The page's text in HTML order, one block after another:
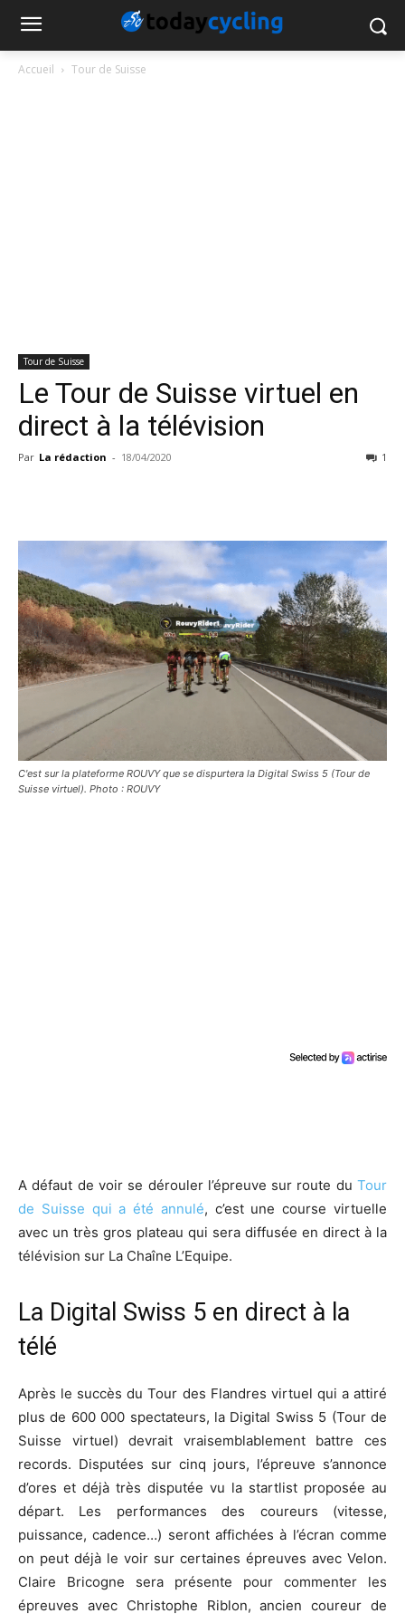
Accueil Tour de Suisse
Tour de Suisse
Le Tour de Suisse virtuel en
direct à la télévision
Par La rédaction - 18/04/2020 1
C'est sur la plateforme ROUVY que se dispurtera la Digital Swiss 5 (Tour de
Suisse virtuel). Photo : ROUVY
A défaut de voir se dérouler l’épreuve sur route du Tour
de Suisse qui a été annulé, c’est une course virtuelle
avec un très gros plateau qui sera diffusée en direct à la
télévision sur La Chaîne L’Equipe.
La Digital Swiss 5 en direct à la
télé
Après le succès du Tour des Flandres virtuel qui a attiré
plus de 600 000 spectateurs, la Digital Swiss 5 (Tour de
Suisse virtuel) devrait vraisemblablement battre ces
records. Disputées sur cinq jours, l’épreuve s’annonce
d’ores et déjà très disputée vu la startlist proposée au
départ. Les performances des coureurs (vitesse,
puissance, cadence…) seront affichées à l’écran comme
on peut déjà le voir sur certaines épreuves avec Velon.
Claire Bricogne sera présente pour commenter les
épreuves avec Christophe Riblon, ancien coureur de